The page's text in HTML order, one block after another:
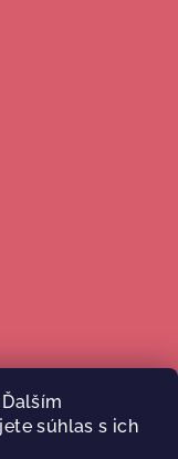
súhlas s ich